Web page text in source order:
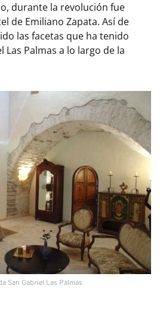
durante la revolución fue
de Emiliano Zapata. Así de
las facetas que ha tenido
Las Palmas a lo largo de la
San Gabriel Las Palmas